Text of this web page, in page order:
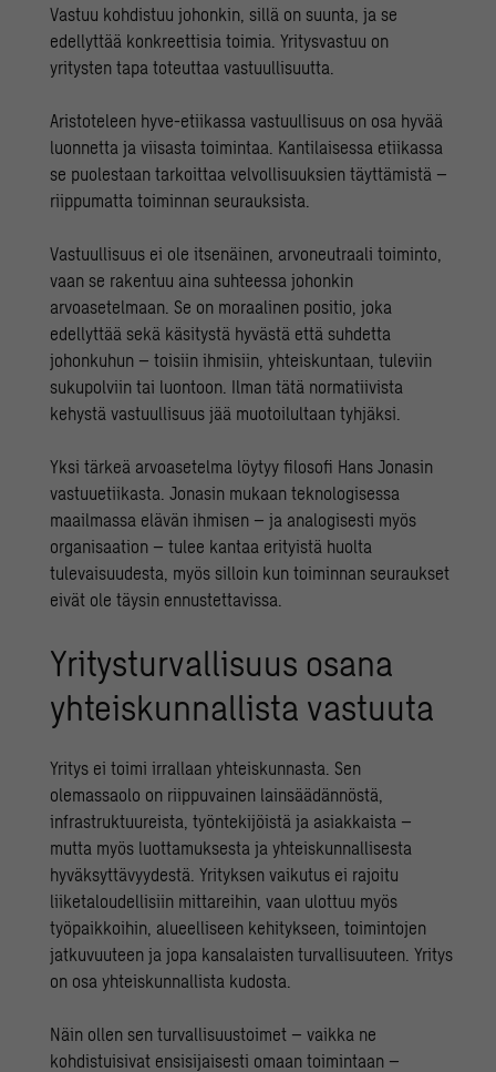
Vastuu kohdistuu johonkin, sillä on suunta, ja se
edellyttää konkreettisia toimia. Yritysvastuu on
yritysten tapa toteuttaa vastuullisuutta.
Aristoteleen hyve-etiikassa vastuullisuus on osa hyvää
luonnetta ja viisasta toimintaa. Kantilaisessa etiikassa
se puolestaan tarkoittaa velvollisuuksien täyttämistä –
riippumatta toiminnan seurauksista.
Vastuullisuus ei ole itsenäinen, arvoneutraali toiminto,
vaan se rakentuu aina suhteessa johonkin
arvoasetelmaan. Se on moraalinen positio, joka
edellyttää sekä käsitystä hyvästä että suhdetta
johonkuhun – toisiin ihmisiin, yhteiskuntaan, tuleviin
sukupolviin tai luontoon. Ilman tätä normatiivista
kehystä vastuullisuus jää muotoilultaan tyhjäksi.
Yksi tärkeä arvoasetelma löytyy filosofi Hans Jonasin
vastuuetiikasta. Jonasin mukaan teknologisessa
maailmassa elävän ihmisen – ja analogisesti myös
organisaation – tulee kantaa erityistä huolta
tulevaisuudesta, myös silloin kun toiminnan seuraukset
eivät ole täysin ennustettavissa.
Yritysturvallisuus osana
yhteiskunnallista vastuuta
Yritys ei toimi irrallaan yhteiskunnasta. Sen
olemassaolo on riippuvainen lainsäädännöstä,
infrastruktuureista, työntekijöistä ja asiakkaista –
mutta myös luottamuksesta ja yhteiskunnallisesta
hyväksyttävyydestä. Yrityksen vaikutus ei rajoitu
liiketaloudellisiin mittareihin, vaan ulottuu myös
työpaikkoihin, alueelliseen kehitykseen, toimintojen
jatkuvuuteen ja jopa kansalaisten turvallisuuteen. Yritys
on osa yhteiskunnallista kudosta.
Näin ollen sen turvallisuustoimet – vaikka ne
kohdistuisivat ensisijaisesti omaan toimintaan –